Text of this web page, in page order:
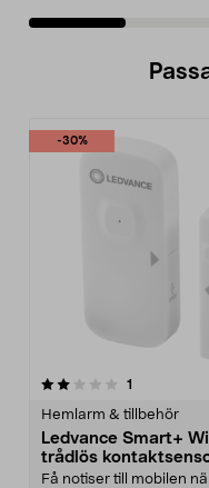
-30%
1
Hemlarm & tillbehör
Ledvance Smart+
trådlös
laddbar
Få notiser till mobilen